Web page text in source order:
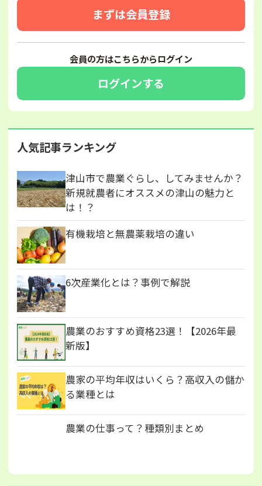
まずは会員登録
会員の方はこちらからログイン
ログインする
人気記事ランキング
津山市で農業ぐらし、してみませんか？
新規就農者にオススメの津山の魅力と
は！？
有機栽培と無農薬栽培の違い
6次産業化とは？事例で解説
農業のおすすめ資格23選！【2026年最
新版】
農家の平均年収はいくら？高収入の儲か
る業種とは
農業の仕事って？種類別まとめ